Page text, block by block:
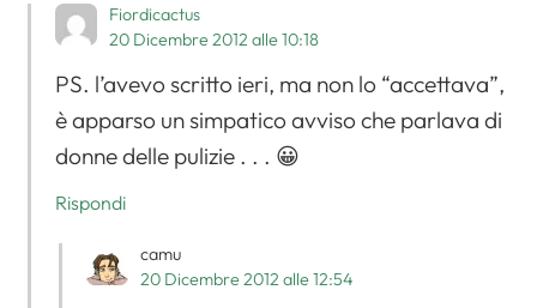
Fiordicactus
20 Dicembre 2012 alle 10:18
PS. l’avevo scritto ieri, ma non lo “accettava”,
è apparso un simpatico avviso che parlava di
donne delle pulizie . . . 😀
Rispondi
camu
20 Dicembre 2012 alle 12:54